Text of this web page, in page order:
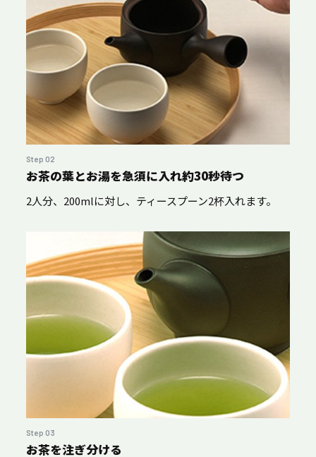
Step 02
お茶の葉とお湯を急須に入れ約30秒待つ
2人分、200mlに対し、ティースプーン2杯入れます。
Step 03
お茶を注ぎ分ける